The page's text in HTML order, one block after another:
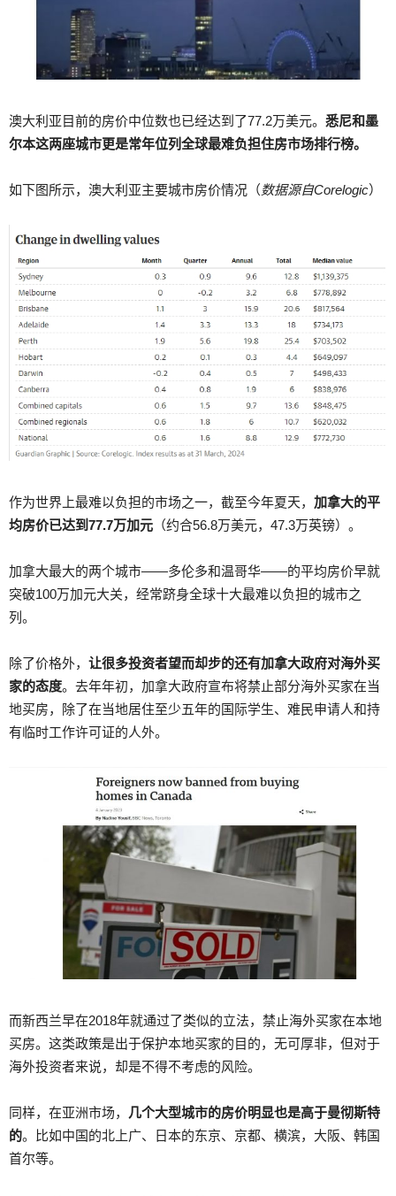
澳大利亚目前的房价中位数也已经达到了77.2万美元。 悉尼和墨
尔本这两座城市更是常年位列全球最难负担住房市场排行榜。
如下图所示，澳大利亚主要城市房价情况（数据源自Corelogic）
作为世界上最难以负担的市场之一，截至今年夏天， 加拿大的平
均房价已达到77.7万加元 （约合56.8万美元，47.3万英镑）。
加拿大最大的两个城市——多伦多和温哥华——的平均房价早就
突破100万加元大关，经常跻身全球十大最难以负担的城市之
列。
除了价格外， 让很多投资者望而却步的还有加拿大政府对海外买
家的态度。去年年初，加拿大政府宣布将禁止部分海外买家在当
地买房，除了在当地居住至少五年的国际学生、难民申请人和持
有临时工作许可证的人外。
而新西兰早在2018年就通过了类似的立法，禁止海外买家在本地
买房。这类政策是出于保护本地买家的目的，无可厚非，但对于
海外投资者来说，却是不得不考虑的风险。
同样，在亚洲市场，
几个大型城市的房价明显也是高于曼彻斯特
的。比如中国的北上广、日本的东京、京都、横滨，大阪、韩国
首尔等。